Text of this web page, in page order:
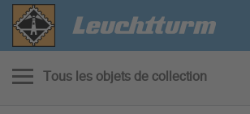
Tous les objets de collection